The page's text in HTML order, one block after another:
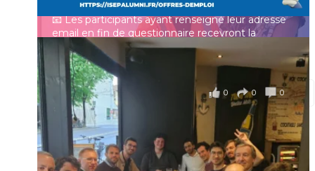
📧 Les participants ayant renseigné leur adresse
email en fin de questionnaire recevront la
synthèse des résultats...Voir plus
il y a 4 mois
0 0 0
Voir sur Facebook
Se souvenir de moi
Connexion